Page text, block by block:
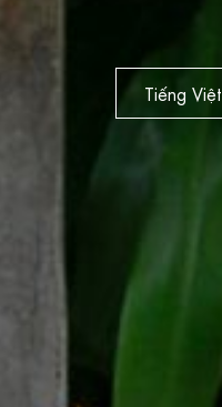
Tiếng Việt